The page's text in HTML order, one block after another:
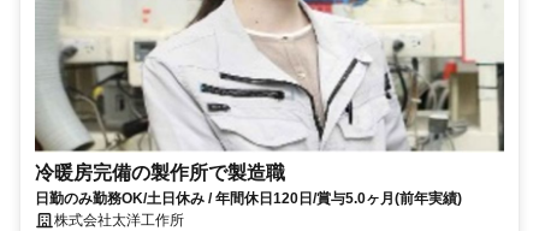
冷暖房完備の製作所で製造職
日勤のみ勤務OK/土日休み / 年間休日120日/賞与5.0ヶ月(前年実績)
株式会社太洋工作所